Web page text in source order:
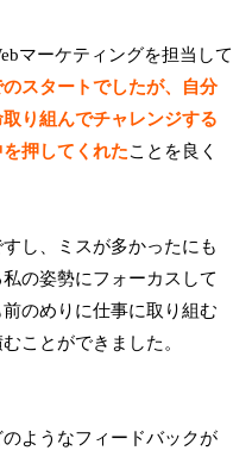
マーケティングを担当して
スタートでしたが、自分
り組んでチャレンジする
押してくれたことを良く
し、ミスが多かったにも
の姿勢にフォーカスして
のめりに仕事に取り組む
ことができました。
ようなフィードバックが